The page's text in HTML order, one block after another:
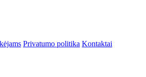
Privatumo politika Kontaktai